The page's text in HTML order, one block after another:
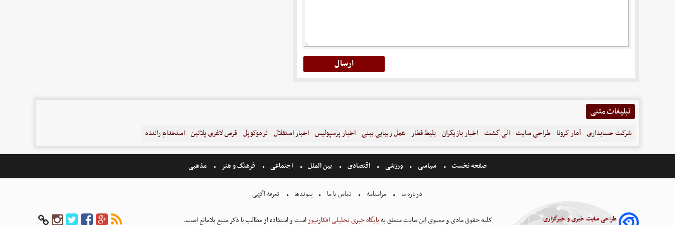
تبلیغات متنی
شرکت حسابداری آمار کرونا طراحی سایت الی گشت اخبار بازیگران بلیط قطار عمل زیبایی بینی اخبار پرسپولیس اخبار استقلال ترموکوپل قرص لاغری پلاتین استخدام راننده
صفحه نخست سیاسی ورزشی اقتصادی بین الملل اجتماعی فرهنگ و هنر مذهبی
درباره ما مرامنامه تماس با ما پیوندها تعرفه اگهی
طراحی سایت خبری و خبرگزاری
کلیه حقوق مادی و معنوی این سایت متعلق بهپایگاه خبری تحلیلی افکارنیوزاست و استفاده از مطالب با ذکر منبع بلامانع است.